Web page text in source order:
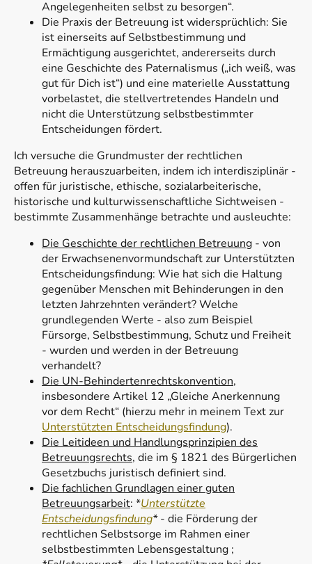
Angelegenheiten selbst zu besorgen“.
Die Praxis der Betreuung ist widersprüchlich: Sie
ist einerseits auf Selbstbestimmung und
Ermächtigung ausgerichtet, andererseits durch
eine Geschichte des Paternalismus („ich weiß, was
gut für Dich ist“) und eine materielle Ausstattung
vorbelastet, die stellvertretendes Handeln und
nicht die Unterstützung selbstbestimmter
Entscheidungen fördert.
Ich versuche die Grundmuster der rechtlichen
Betreuung herauszuarbeiten, indem ich interdisziplinär -
offen für juristische, ethische, sozialarbeiterische,
historische und kulturwissenschaftliche Sichtweisen -
bestimmte Zusammenhänge betrachte und ausleuchte:
Die Geschichte der rechtlichen Betreuung - von
der Erwachsenenvormundschaft zur Unterstützten
Entscheidungsfindung: Wie hat sich die Haltung
gegenüber Menschen mit Behinderungen in den
letzten Jahrzehnten verändert? Welche
grundlegenden Werte - also zum Beispiel
Fürsorge, Selbstbestimmung, Schutz und Freiheit
- wurden und werden in der Betreuung
verhandelt?
Die UN-Behindertenrechtskonvention,
insbesondere Artikel 12 „Gleiche Anerkennung
vor dem Recht“ (hierzu mehr in meinem Text zur
Unterstützten Entscheidungsfindung).
Die Leitideen und Handlungsprinzipien des
Betreuungsrechts, die im § 1821 des Bürgerlichen
Gesetzbuchs juristisch definiert sind.
Die fachlichen Grundlagen einer guten
Betreuungsarbeit: *Unterstützte
Entscheidungsfindung*- die Förderung der
rechtlichen Selbstsorge im Rahmen einer
selbstbestimmten Lebensgestaltung ;